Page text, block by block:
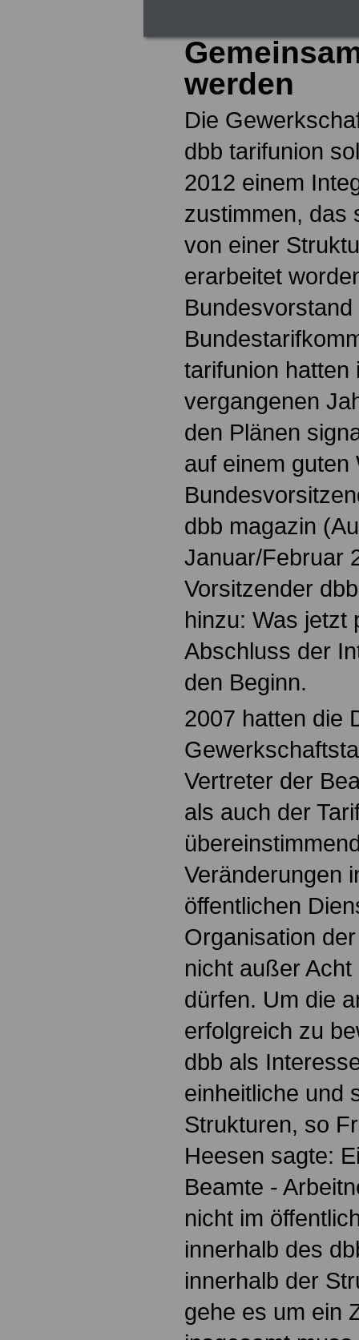
werden
Die
dbb tarifunion
2012 einem
zustimmen, das
von einer
erarbeitet
tarifunion hatten
vergangenen
den Plänen
auf einem guten
dbb magazin
Januar/Februar
Vorsitzender
hinzu: Was jetzt
Abschluss der
den Beginn.
2007 hatten die
Vertreter der
als auch der
Veränderungen
öffentlichen
Organisation
nicht außer
dürfen. Um die
erfolgreich zu
dbb als
einheitliche und
Strukturen, so
Heesen sagte:
Beamte -
nicht im
innerhalb des
innerhalb der
gehe es um ein